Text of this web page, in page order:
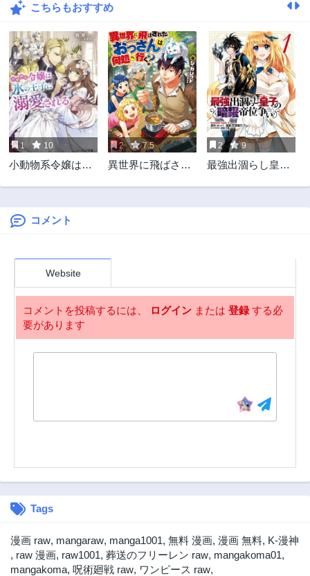
第6話
第4話
2ヶ月前
第3話
2ヶ月前
第2話
2ヶ月前
第1話
2ヶ月前
こちらもおすすめ
1 10
小動物系令嬢は氷
2 7.5
異世界に飛ばされ
2 9
最強出涸らし皇子
ク皇子は皇位継承
コメント
Website
コメントを投稿するには、 ログイン または 登録する必
要があります
Tags
漫画 raw, mangaraw, manga1001, 無料 漫画, 漫画 無料, K-漫神
, raw 漫画, raw1001, 葬送のフリーレン raw, mangakoma01,
mangakoma, 呪術廻戦 raw, ワンピース raw,